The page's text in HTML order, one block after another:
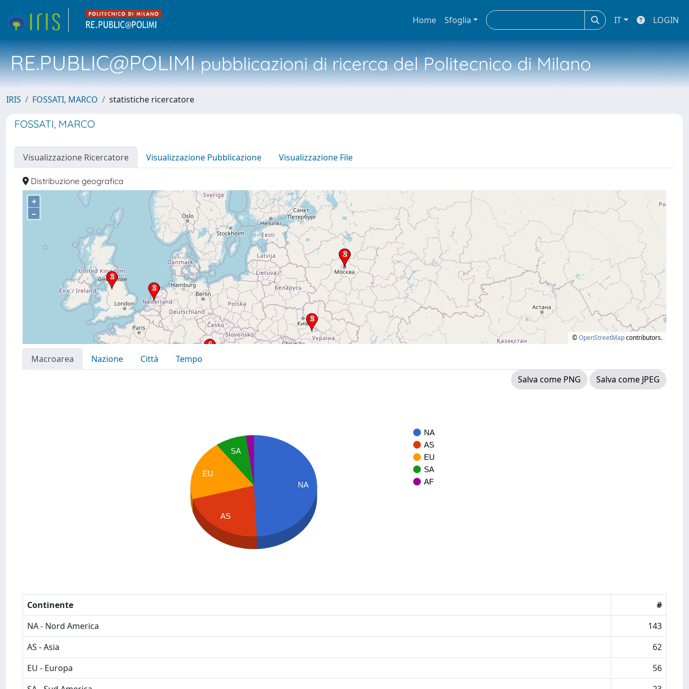
Home Sfoglia IT LOGIN
RE.PUBLIC@POLIMIpubblicazioni di ricerca del Politecnico di Milano
IRIS FOSSATI, MARCO statistiche ricercatore
FOSSATI, MARCO
Visualizzazione Ricercatore Visualizzazione Pubblicazione Visualizzazione File
Distribuzione geografica
+
–
©OpenStreetMapcontributors.
Macroarea Nazione Città
Tempo
Salva come PNG
Salva come JPEG
NA
AS
EU
SA
AF
NA
SA
EU
AS
Continente
#
NA - Nord America
143
AS - Asia
62
EU - Europa
56